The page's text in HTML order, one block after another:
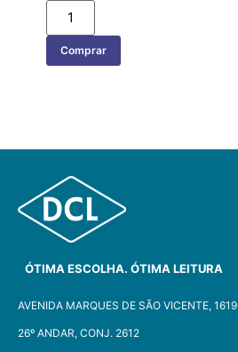
Comprar
ÓTIMA ESCOLHA. ÓTIMA LEITURA
AVENIDA MARQUES DE SÃO VICENTE, 1619
26º ANDAR, CONJ. 2612